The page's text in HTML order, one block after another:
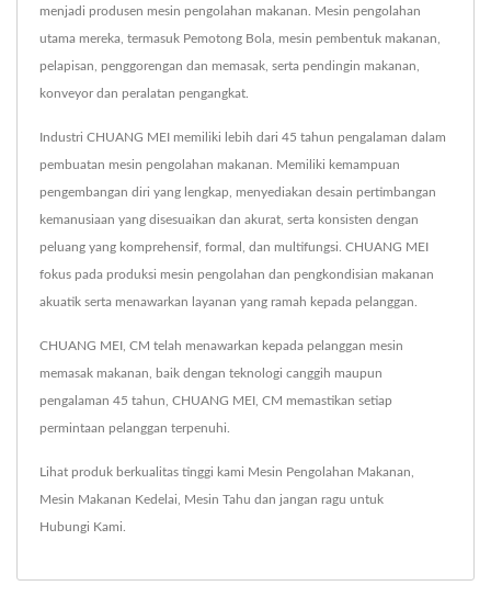
menjadi produsen mesin pengolahan makanan. Mesin pengolahan
utama mereka, termasuk Pemotong Bola, mesin pembentuk makanan,
pelapisan, penggorengan dan memasak, serta pendingin makanan,
konveyor dan peralatan pengangkat.
Industri CHUANG MEI memiliki lebih dari 45 tahun pengalaman dalam
pembuatan mesin pengolahan makanan. Memiliki kemampuan
pengembangan diri yang lengkap, menyediakan desain pertimbangan
kemanusiaan yang disesuaikan dan akurat, serta konsisten dengan
peluang yang komprehensif, formal, dan multifungsi. CHUANG MEI
fokus pada produksi mesin pengolahan dan pengkondisian makanan
akuatik serta menawarkan layanan yang ramah kepada pelanggan.
CHUANG MEI, CM telah menawarkan kepada pelanggan mesin
memasak makanan, baik dengan teknologi canggih maupun
pengalaman 45 tahun, CHUANG MEI, CM memastikan setiap
permintaan pelanggan terpenuhi.
Lihat produk berkualitas tinggi kami Mesin Pengolahan Makanan
Mesin Makanan Kedelai Mesin Tahu dan jangan ragu untuk
Hubungi Kami